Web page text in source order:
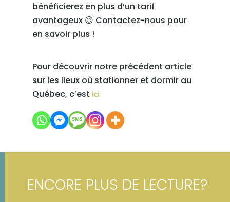
bénéficierez en plus d’un tarif
avantageux 😉 Contactez-nous pour
en savoir plus !
Pour découvrir notre précédent article
sur les lieux où stationner et dormir au
Québec, c’est ici
ENCORE PLUS DE LECTURE?